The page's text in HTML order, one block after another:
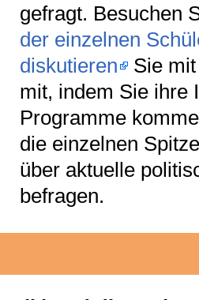
gefragt. Besuchen
der einzelnen
diskutieren
Sie
mit, indem Sie ihre
Programme
die einzelnen
über aktuelle
befragen.